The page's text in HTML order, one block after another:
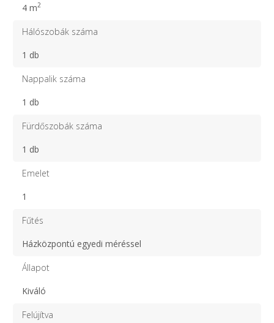
4 m2
Hálószobák száma
1 db
Nappalik száma
1 db
Fürdőszobák száma
1 db
Emelet
1
Fűtés
Házközpontú egyedi méréssel
Állapot
Kiváló
Felújítva